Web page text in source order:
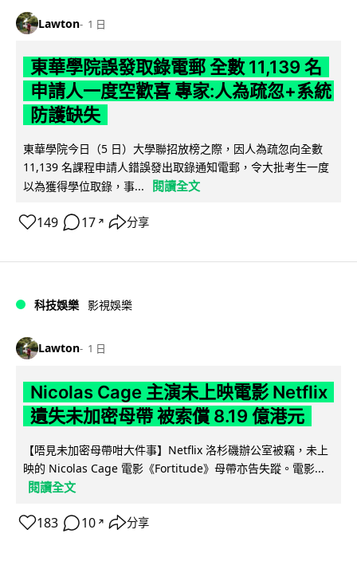
Lawton 1 日
東華學院誤發取錄電郵 全數 11,139 名
申請人一度空歡喜 專家:人為疏忽+系統
防護缺失
東華學院今日（5 日）大學聯招放榜之際，因人為疏忽向全數
11,139 名課程申請人錯誤發出取錄通知電郵，令大批考生一度
以為獲得學位取錄，事...
閱讀全文
149 17 ↗ 分享
科技娛樂 影視娛樂
Lawton 1 日
Nicolas Cage 主演未上映電影 Netflix
遺失未加密母帶 被索償 8.19 億港元
【唔見未加密母帶咁大件事】Netflix 洛杉磯辦公室被竊，未上
映的 Nicolas Cage 電影《Fortitude》母帶亦告失蹤。電影...
閱讀全文
183 10 ↗ 分享